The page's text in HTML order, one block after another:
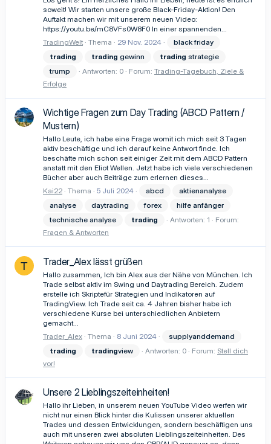
soweit! Wir starten unsere große Black-Friday-Aktion! Den
Auftakt machen wir mit unserem neuen Video:
https://youtu.be/mC8VFs0W8F0 In einer spannenden...
TradingWelt Thema 29 Nov. 2024
black friday
trading
trading gewinn trading strategie
trump
Antworten: 0 Forum: Trading-Tagebuch, Ziele &
Erfolge
Wichtige Fragen zum Day Trading (ABCD Pattern /
Mustern)
Hallo Leute, ich habe eine Frage womit ich mich seit 3 Tagen
aktiv beschäftige und ich darauf keine Antwort finde. Ich
beschäfte mich schon seit einiger Zeit mit dem ABCD Pattern
anstatt mit den Eliot Wellen. Jetzt habe ich viele verschiedenen
Bücher aber auch Beiträge zum erlernen dieses...
Kai22 Thema 5 Juli 2024 abcd
aktienanalyse
analyse
daytrading forex
hilfe anfänger
technische analyse
trading Antworten: 1
Forum:
Fragen & Antworten
T Trader_Alex lässt grüßen
Hallo zusammen, Ich bin Alex aus der Nähe von München. Ich
Trade selbst aktiv im Swing und Daytrading Bereich. Zudem
erstelle ich Skriptefür Strategien und Indikatoren auf
TradingView. Ich Trade seit ca. 4 Jahren bisher habe ich
verschiedene Kurse bei unterschiedlichen Anbietern
gemacht...
Trader_Alex Thema 8 Juni 2024
supplyanddemand
trading
tradingview Antworten: 0 Forum: Stell dich
vor!
Unsere 2 Lieblingszeiteinheiten!
Hallo ihr Lieben, in unserem neuen YouTube Video werfen wir
nicht nur einen Blick hinter die Kulissen unserer aktuellen
Trades und dessen Entwicklungen, sondern beschäftigen uns
auch mit unseren zwei absoluten Lieblingszeiteinheiten. Des